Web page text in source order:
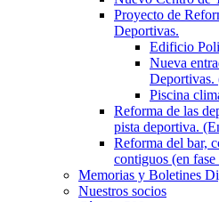
Proyecto de
Deportivas.
Edificio
Nueva
Deportivas.
Piscina
Reforma de las
pista deportiva.
Reforma del bar,
contiguos (en
Memorias y Boletines
Nuestros socios